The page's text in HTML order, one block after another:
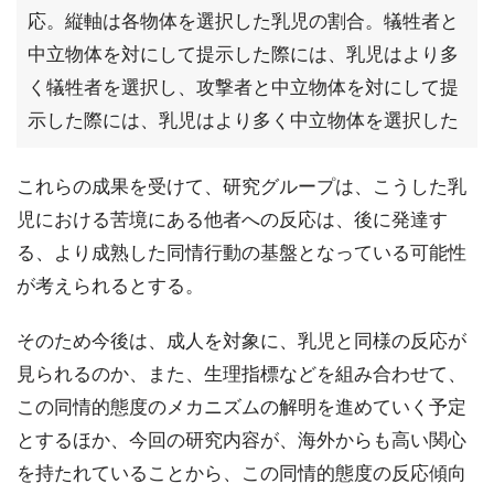
応。縦軸は各物体を選択した乳児の割合。犠牲者と
中立物体を対にして提示した際には、乳児はより多
く犠牲者を選択し、攻撃者と中立物体を対にして提
示した際には、乳児はより多く中立物体を選択した
これらの成果を受けて、研究グループは、こうした乳
児における苦境にある他者への反応は、後に発達す
る、より成熟した同情行動の基盤となっている可能性
が考えられるとする。
そのため今後は、成人を対象に、乳児と同様の反応が
見られるのか、また、生理指標などを組み合わせて、
この同情的態度のメカニズムの解明を進めていく予定
とするほか、今回の研究内容が、海外からも高い関心
を持たれていることから、この同情的態度の反応傾向